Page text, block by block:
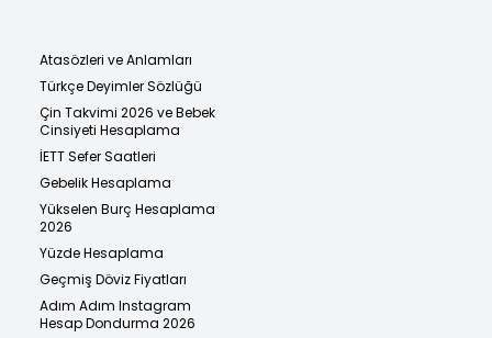
Atasözleri ve Anlamları
Türkçe Deyimler Sözlüğü
Çin Takvimi 2026 ve Bebek
Cinsiyeti Hesaplama
İETT Sefer Saatleri
Gebelik Hesaplama
Yükselen Burç Hesaplama
2026
Yüzde Hesaplama
Geçmiş Döviz Fiyatları
Adım Adım Instagram
Hesap Dondurma 2026